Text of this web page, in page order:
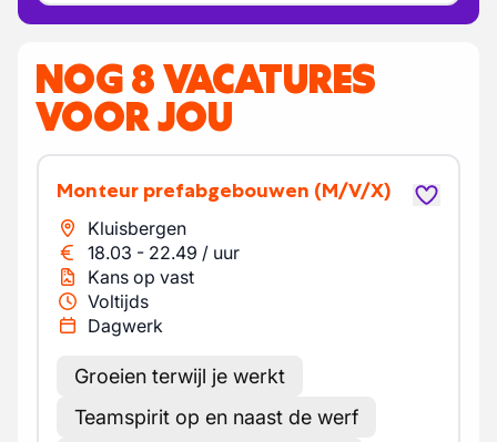
NOG 8 VACATURES
VOOR JOU
Monteur prefabgebouwen (M/V/X)
Kluisbergen
18.03 - 22.49 / uur
Kans op vast
Voltijds
Dagwerk
Groeien terwijl je werkt
Teamspirit op en naast de werf